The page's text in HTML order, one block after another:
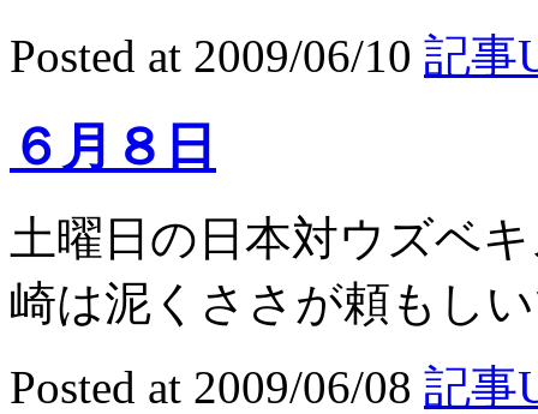
Posted at 2009/06/10 記事
６月８日
土曜日の日本対ウズベ
崎は泥くささが頼もし
Posted at 2009/06/08 記事